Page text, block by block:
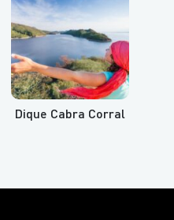
Dique Cabra Corral